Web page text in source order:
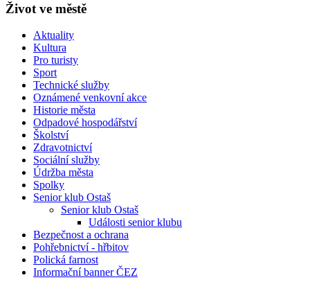
Život ve městě
Aktuality
Kultura
Pro turisty
Sport
Technické služby
Oznámené venkovní akce
Historie města
Odpadové hospodářství
Školství
Zdravotnictví
Sociální služby
Údržba města
Spolky
Senior klub Ostaš
Senior klub Ostaš
Události senior klubu
Bezpečnost a ochrana
Pohřebnictví - hřbitov
Polická farnost
Informační banner ČEZ